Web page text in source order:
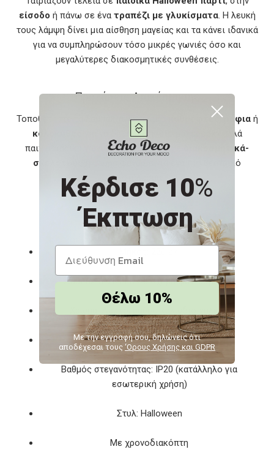
είσοδο ή πάνω σε ένα τραπέζι με γλυκίσματα. Η λευκή
τους λάμψη δίνει μια αίσθηση μαγείας και τα κάνει ιδανικά
για να συμπληρώσουν τόσο μικρές γωνιές όσο και
μεγαλύτερες διακοσμητικές συνθέσεις.
Προτάσεις Διακόσμησης
Τοποθετήστε τα λαμπάκια γύρω από καθρέφτες , ράφιαή
κολοκύθες
για να δημιουργήσετε μια spooky αλλά
παιχνιδιάρικη γωνιά. Συνδυάστε τα με
διακοσμητικά-
σκελετούς
ή μαύρα φανάρια για ένα πιο θεατρικό
αποτέλεσμα.
Χαρακτηριστικά
Λαμπάκια: 20 LED σε σχήμα φαντασματάκι
Χρώμα: Λευκό, μαύρο καλώδιο χαλκού
Τροφοδοσία: Μπαταρία (3ΑΑ)
Βαθμός στεγανότητας: IP20 (κατάλληλο για
εσωτερική χρήση)
Στυλ: Halloween
Με χρονοδιακόπτη
Κέρδισε 10%
Έκπτωση
Θέλω 10%
Με την εγγραφή σου, δηλώνεις ότι
αποδέχεσαι τους ‘Ορους Χρήσης και GDPR